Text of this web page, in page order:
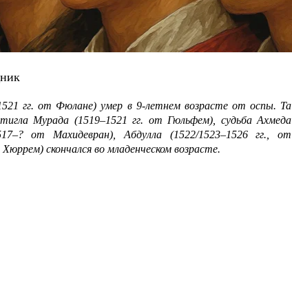
гг. от Фюлане) умер в 9-летнем возрасте от оспы. Та
Мурада (1519–1521 гг. от Гюльфем), судьба Ахмеда
от Махидевран), Абдулла (1522/1523–1526 гг., от
скончался во младенческом возрасте.